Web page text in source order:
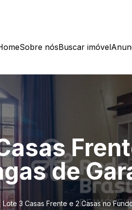
Sobre nósBuscar imóvel
de
Lote 3 Casas Frente e 2 Casas no